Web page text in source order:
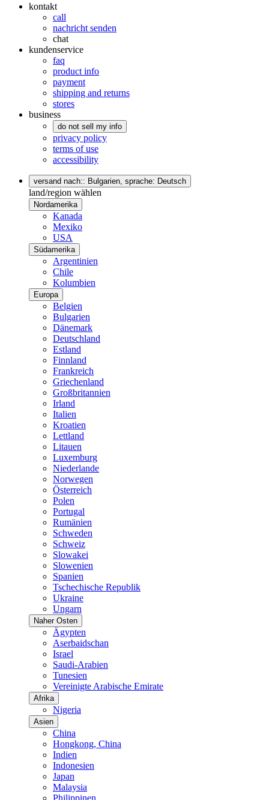
kontakt
call
nachricht senden
chat
kundenservice
faq
product info
payment
shipping and returns
stores
business
do not sell my info
privacy policy
terms of use
accessibility
versand nach:: Bulgarien, sprache: Deutsch
land/region wählen
Nordamerika
Kanada
Mexiko
USA
Südamerika
Argentinien
Chile
Kolumbien
Europa
Belgien
Bulgarien
Dänemark
Deutschland
Estland
Finnland
Frankreich
Griechenland
Großbritannien
Irland
Italien
Kroatien
Lettland
Litauen
Luxemburg
Niederlande
Norwegen
Österreich
Polen
Portugal
Rumänien
Schweden
Schweiz
Slowakei
Slowenien
Spanien
Tschechische Republik
Ukraine
Ungarn
Naher Osten
Ägypten
Aserbaidschan
Israel
Saudi-Arabien
Tunesien
Vereinigte Arabische Emirate
Afrika
Nigeria
Asien
China
Hongkong, China
Indien
Indonesien
Japan
Malaysia
Philippinen